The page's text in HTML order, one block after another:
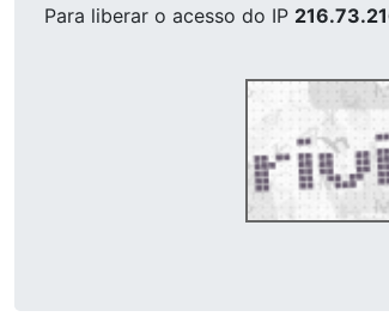
Para liberar o acesso do IP